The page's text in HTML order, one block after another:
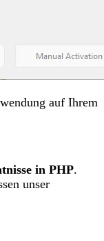
auf Ihrem
in PHP.
unser